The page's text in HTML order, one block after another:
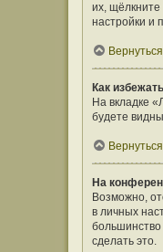
их,
настройки и
Как
На вкладке
будете
На
Возможно,
в личных
большинство
сделать это.